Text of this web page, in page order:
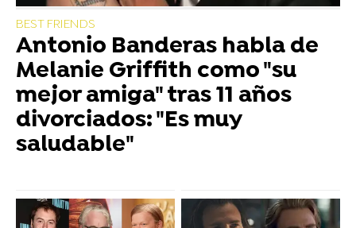
BEST FRIENDS
Antonio Banderas habla de
Melanie Griffith como "su
mejor amiga" tras 11 años
divorciados: "Es muy
saludable"